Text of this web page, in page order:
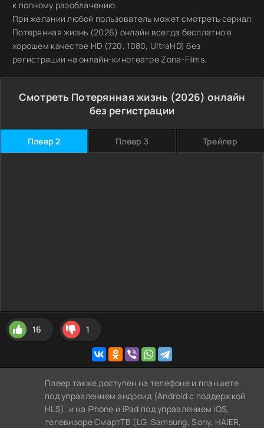
к полному разоблачению.
При желании любой пользователь может смотреть сериал
Потерянная жизнь (2026) онлайн всегда бесплатно в
хорошем качестве HD (720, 1080, UltraHD) без
регистрации на онлайн-кинотеатре Zona-Films.
Смотреть Потерянная жизнь (2026) онлайн
без регистрации
Плеер 2 Плеер 3 Трейлер
16 1
Плеер также доступен на телефоне и планшете
под управлением андроид (Android с поддержкой
HLS), и на iPhone и iPad под управлением iOS,
телевизоре СмартТВ (LG, Samsung, Sony, HAIER,